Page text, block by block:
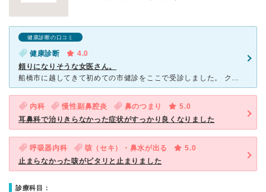
健康診断の口コミ
健康診断
4.0
頼りになりそうな女医さん。
船橋市に越してきて初めての市健診をここで受診しました。 クリニック内はとても清潔そうで綺麗です。 受付のスタッフさんもテキパキしていました。 とても暑い時期だったので行くだけで大変でしたが、
内科 慢性副鼻腔炎 鼻のつまり
5.0
耳鼻科で治りきらなかった症状がすっかり良くなりました
呼吸器内科 咳（セキ）・鼻水が出る
5.0
止まらなかった咳がピタリと止まりました
診療科目：